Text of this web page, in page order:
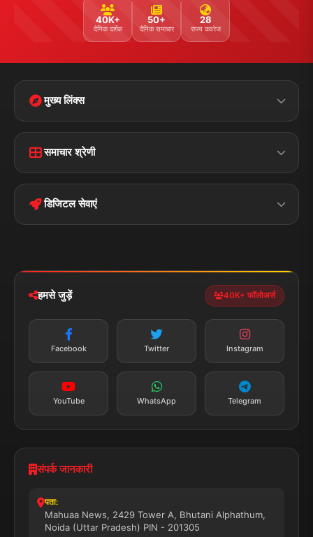
40K+
दैनिक दर्शक
50+
दैनिक समाचार
28
राज्य कवरेज
मुख्य लिंक्स
Terms &
Privacy Policy
समाचार श्रेणी
पॉलिटिकल झारखण्ड
डिजिटल सेवाएं
न्यूज़ अलर्ट
तत्काल अपडेट
सब्सक्राइब करें
हमसे जुड़ें 40K+ फॉलोअर्स
Facebook Twitter Instagram
YouTube WhatsApp Telegram
संपर्क जानकारी
पता:
Mahuaa News, 2429 Tower A, Bhutani Alphathum,
Noida (Uttar Pradesh) PIN - 201305